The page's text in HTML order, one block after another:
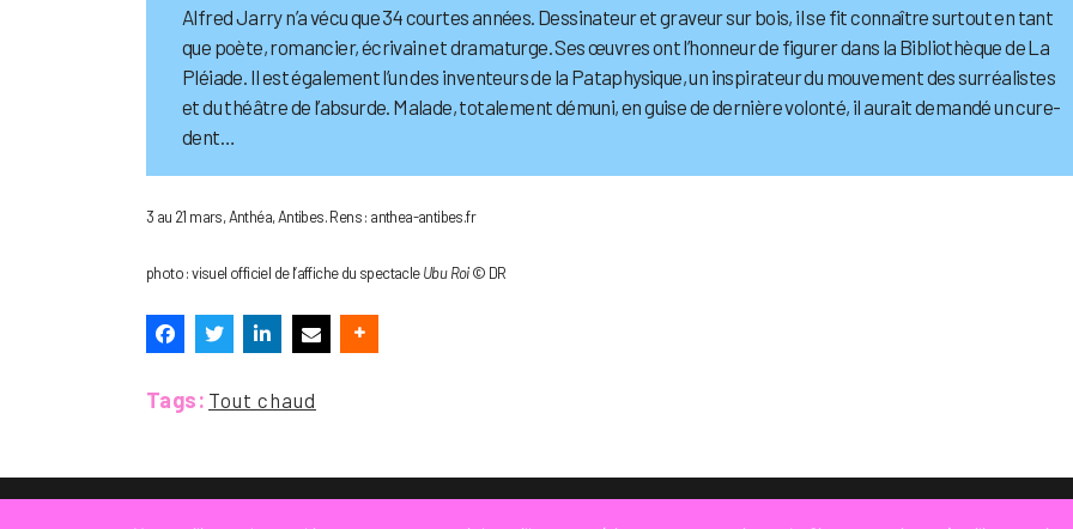
Alfred Jarry n’a vécu que 34 courtes années. Dessinateur et graveur sur bois, il se fit connaître surtout en tant
que poète, romancier, écrivain et dramaturge. Ses œuvres ont l’honneur de figurer dans la Bibliothèque de La
Pléiade. Il est également l’un des inventeurs de la Pataphysique, un inspirateur du mouvement des surréalistes
et du théâtre de l’absurde. Malade, totalement démuni, en guise de dernière volonté, il aurait demandé un cure-
dent…
3 au 21 mars, Anthéa, Antibes. Rens : anthea-antibes.fr
photo : visuel officiel de l’affiche du spectacleUbu Roi© DR
Tags: Tout chaud